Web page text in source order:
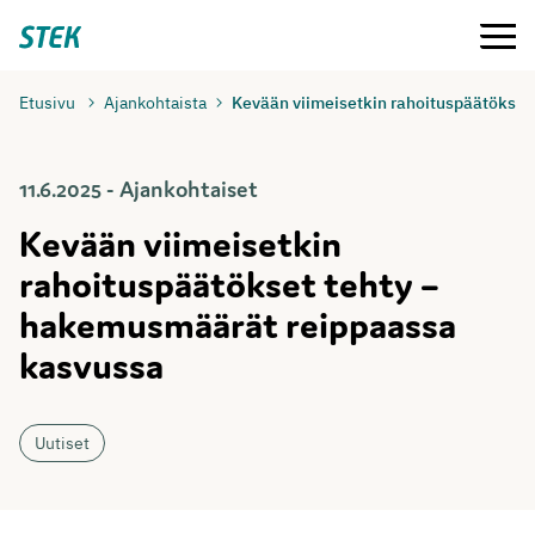
suoraan
Stek Valikko
Etusivu Ajankohtaista Kevään viimeisetkin
11.6.2025 - Ajankohtaiset
Kevään viimeisetkin
rahoituspäätökset tehty –
hakemusmäärät reippaassa
kasvussa
Uutiset